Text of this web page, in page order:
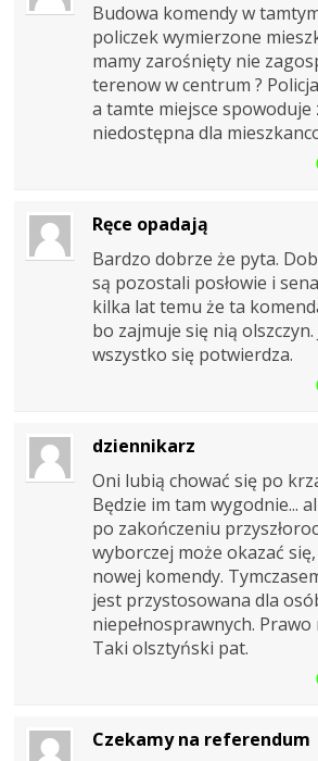
Budowa komendy w
policzek wymierzone
mamy zarośnięty nie
terenow w centrum ?
a tamte miejsce spowoduje
niedostępna dla
Ręce opadają
Bardzo dobrze że pyta.
są pozostali posłowie i
kilka lat temu że ta
bo zajmuje się nią olszczyn.
wszystko się potwierdza.
dziennikarz
Oni lubią chować się po
Będzie im tam wygodnie...
po zakończeniu
wyborczej może okazać
nowej komendy.
jest przystosowana dla
niepełnosprawnych. Prawo
Taki olsztyński pat.
Czekamy na referendum